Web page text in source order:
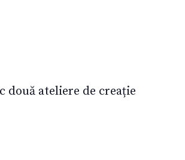
două ateliere de creație